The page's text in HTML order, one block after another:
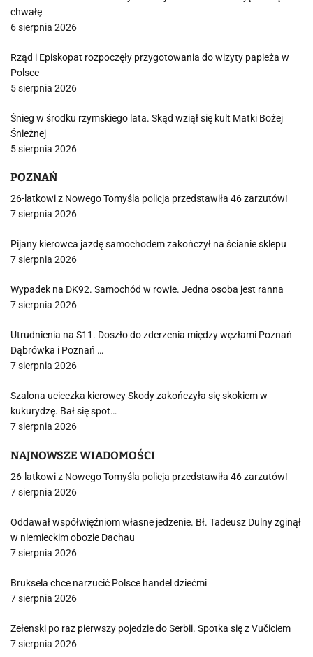
chwałę
6 sierpnia 2026
Rząd i Episkopat rozpoczęły przygotowania do wizyty papieża w
Polsce
5 sierpnia 2026
Śnieg w środku rzymskiego lata. Skąd wziął się kult Matki Bożej
Śnieżnej
5 sierpnia 2026
POZNAŃ
26-latkowi z Nowego Tomyśla policja przedstawiła 46 zarzutów!
7 sierpnia 2026
Pijany kierowca jazdę samochodem zakończył na ścianie sklepu
7 sierpnia 2026
Wypadek na DK92. Samochód w rowie. Jedna osoba jest ranna
7 sierpnia 2026
Utrudnienia na S11. Doszło do zderzenia między węzłami Poznań
Dąbrówka i Poznań …
7 sierpnia 2026
Szalona ucieczka kierowcy Skody zakończyła się skokiem w
kukurydzę. Bał się spot…
7 sierpnia 2026
NAJNOWSZE WIADOMOŚCI
26-latkowi z Nowego Tomyśla policja przedstawiła 46 zarzutów!
7 sierpnia 2026
Oddawał współwięźniom własne jedzenie. Bł. Tadeusz Dulny zginął
w niemieckim obozie Dachau
7 sierpnia 2026
Bruksela chce narzucić Polsce handel dziećmi
7 sierpnia 2026
Zełenski po raz pierwszy pojedzie do Serbii. Spotka się z Vučiciem
7 sierpnia 2026